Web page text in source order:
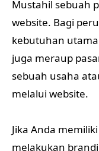
Mustahil sebuah
website. Bagi
kebutuhan
juga meraup
sebuah usaha
melalui website.
Jika Anda
melakukan